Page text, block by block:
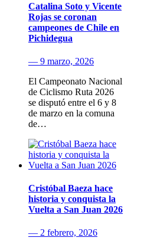
Catalina Soto y Vicente
Rojas se coronan
campeones de Chile en
Pichidegua
— 9 marzo, 2026
El Campeonato Nacional
de Ciclismo Ruta 2026
se disputó entre el 6 y 8
de marzo en la comuna
de…
Cristóbal Baeza hace
historia y conquista la
Vuelta a San Juan 2026
— 2 febrero, 2026